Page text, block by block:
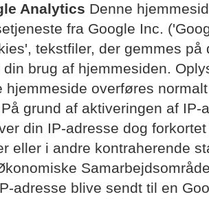
Analytics Denne
fra Google Inc.
tekstfiler, der gemmes
brug af hjemmesiden.
hjemmeside overføres
grund af aktiveringen af IP-
din IP-adresse dog
eller i andre kontraherende
adresse blive sendt til en